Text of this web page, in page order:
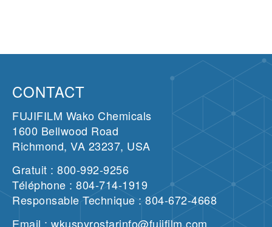
CONTACT
FUJIFILM Wako Chemicals
1600 Bellwood Road
Richmond, VA 23237, USA
Gratuit : 800-992-9256
Téléphone : 804-714-1919
Responsable Technique : 804-672-4668
Email : wkuspyrostarinfo@fujifilm.com